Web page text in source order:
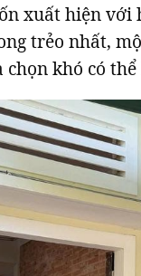
xuất hiện với
trẻo nhất,
khó có thể